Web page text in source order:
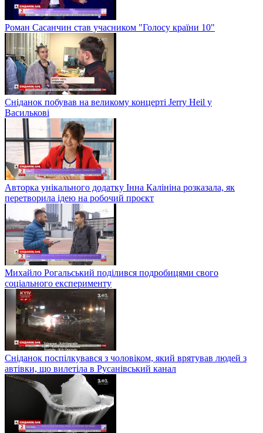
Роман Сасанчин став учасником "Голосу країни 10"
Сніданок побував на великому концерті Jerry Heil у
Василькові
Авторка унікального додатку Інна Калініна розказала, як
перетворила ідею на робочий проєкт
Михайло Рогальський поділився подробицями свого
соціального експерименту
Сніданок поспілкувався з чоловіком, який врятував людей з
автівки, що вилетіла в Русанівський канал